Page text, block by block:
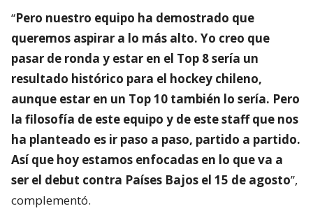
“Pero nuestro equipo ha demostrado que
queremos aspirar a lo más alto. Yo creo que
pasar de ronda y estar en el Top 8 sería un
resultado histórico para el hockey chileno,
aunque estar en un Top 10 también lo sería. Pero
la filosofía de este equipo y de este staff que nos
ha planteado es ir paso a paso, partido a partido.
Así que hoy estamos enfocadas en lo que va a
ser el debut contra Países Bajos el 15 de agosto”,
complementó.